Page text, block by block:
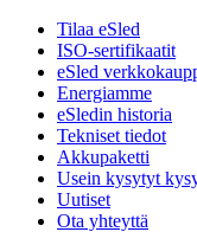
Tilaa eSled
ISO-sertifikaatit
eSled
Energiamme
eSledin historia
Tekniset tiedot
Akkupaketti
Usein kysytyt
Uutiset
Ota yhteyttä